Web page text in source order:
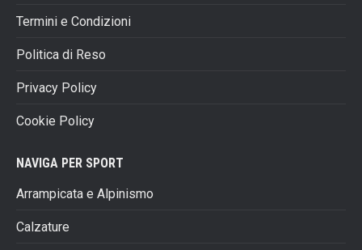
Termini e Condizioni
Politica di Reso
Privacy Policy
Cookie Policy
NAVIGA PER SPORT
Arrampicata e Alpinismo
Calzature